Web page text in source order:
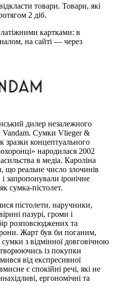
товари. Товари, які
2 діб.
картками: в
на сайті — через
дилер незалежного
Vandam. Сумки Vlieger &
зразки концептуального
народилася 2002
в медіа. Кароліна
що реальне число злочинів
запропонували іронічне
сумка-пістолет.
пістолети, наручники,
пазурі, громи і
розповсюджених та
Жарт був би поганим,
з відмінної довговічною
із покупки
від експресивної
є спокійні речі, які не
ергономічні та